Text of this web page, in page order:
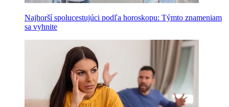
Najhorší spolucestujúci podľa horoskopu: Týmto znameniam
sa vyhnite